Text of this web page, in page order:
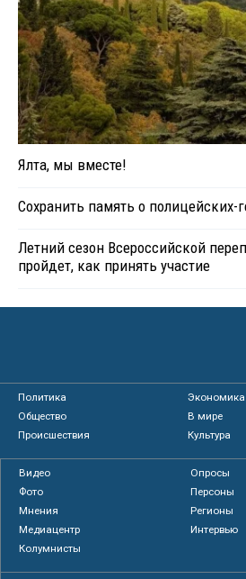
Ялта, мы вместе!
Сохранить память о полицейских-
Летний сезон Всероссийской
пройдет, как принять участие
Политика
Экономика
Общество
В мире
Происшествия
Культура
Видео
Опросы
Фото
Персоны
Мнения
Регионы
Медиацентр
Интервью
Колумнисты